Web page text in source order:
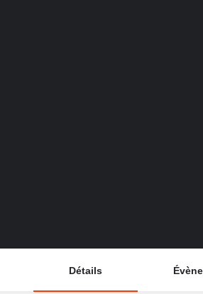
Détails